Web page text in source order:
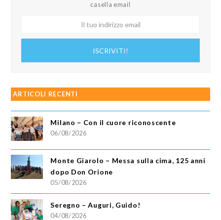
casella email
ISCRIVITI!
ARTICOLI RECENTI
Milano – Con il cuore riconoscente
06/08/2026
Monte Giarolo – Messa sulla cima, 125 anni
dopo Don Orione
05/08/2026
Seregno – Auguri, Guido!
04/08/2026